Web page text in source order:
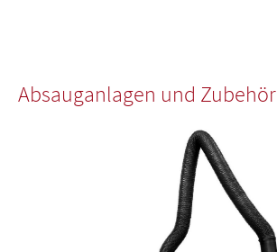
Absauganlagen und Zubehör